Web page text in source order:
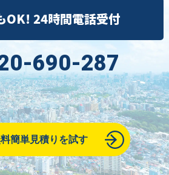
OK! 24時間電話受付
690-287
簡単見積りを試す